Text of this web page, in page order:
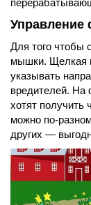
Для того чтобы
мышки. Щелкая
указывать
вредителей. На
хотят получить
можно по-
других —